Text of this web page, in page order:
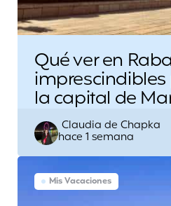
Qué ver en
la capital de
Escrito
por
Claudia de Chapka
hace 1 semana
Mis Vacaciones